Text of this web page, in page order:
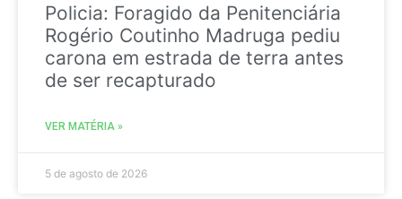
Policia: Foragido da Penitenciária
Rogério Coutinho Madruga pediu
carona em estrada de terra antes
de ser recapturado
VER MATÉRIA »
5 de agosto de 2026